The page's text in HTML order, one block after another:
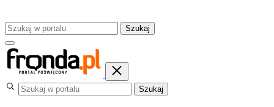
Szukaj
Szukaj